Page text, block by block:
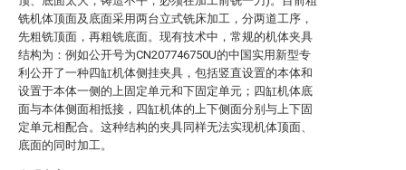
铣机体顶面及底面采用两台立式铣床加工，分两道工序，
先粗铣顶面，再粗铣底面。现有技术中，常规的机体夹具
结构为：例如公开号为CN207746750U的中国实用新型专
利公开了一种四缸机体侧挂夹具，包括竖直设置的本体和
设置于本体一侧的上固定单元和下固定单元；四缸机体底
面与本体侧面相抵接，四缸机体的上下侧面分别与上下固
定单元相配合。这种结构的夹具同样无法实现机体顶面、
底面的同时加工。